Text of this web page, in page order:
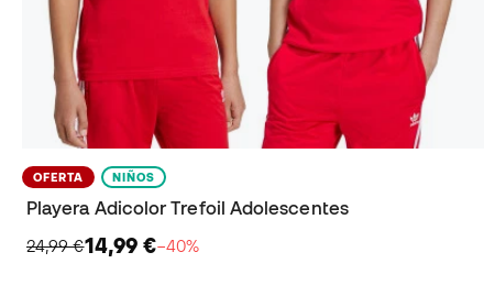
OFERTA NIÑOS
Playera Adicolor Trefoil Adolescentes
24,99 €14,99 €−40%